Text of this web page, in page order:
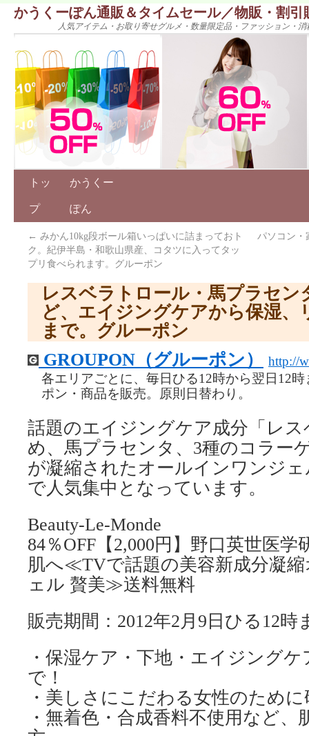
かうくーぽん通販＆タイムセール／物販・割
人気アイテム・お取り寄せグルメ・数量限定品・ファッション・
トッ
プ
かうくー
ぽん
← みかん10kg段ボール箱いっぱいに詰まっておト
ク。紀伊半島・和歌山県産、コタツに入ってタッ
プリ食べられます。グルーポン
パソコン・
レスベラトロール・馬プラセン
ど、エイジングケアから保湿、
まで。グルーポン
GROUPON（グルーポン）
http://
各エリアごとに、毎日ひる12時から翌日12
ポン・商品を販売。原則日替わり。
話題のエイジングケア成分「レ
め、馬プラセンタ、3種のコラー
が凝縮されたオールインワンジ
で人気集中となっています。
Beauty-Le-Monde
84％OFF【2,000円】野口英世医
肌へ≪TVで話題の美容新成分凝
ェル 贅美≫送料無料
販売期間：2012年2月9日ひる12時
・保湿ケア・下地・エイジング
で！
・美しさにこだわる女性のため
・無着色・合成香料不使用など